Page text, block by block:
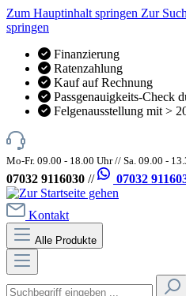
Zum Hauptinhalt springen Zur
springen
Finanzierung
Ratenzahlung
Kauf auf Rechnung
Passgenauigkeits-Check
Felgenausstellung mit >
Mo-Fr. 09.00 - 18.00 Uhr // Sa. 09.00 -
07032 9116030 // 07032
Kontakt
Alle Produkte